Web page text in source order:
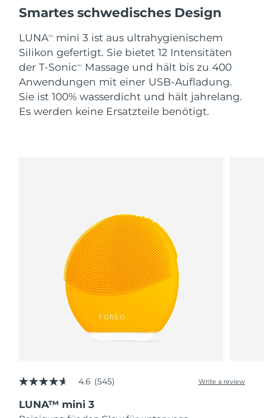
Smartes schwedisches Design
LUNATM
mini 3 ist aus ultrahygienischem
Silikon gefertigt. Sie bietet 12 Intensitäten
der T-SonicTM
Massage und hält bis zu 400
Anwendungen mit einer USB-Aufladung.
Sie ist 100% wasserdicht und hält jahrelang.
Es werden keine Ersatzteile benötigt.
4.6
of
5
4.6 (545) Write a review
LUNA™ mini 3